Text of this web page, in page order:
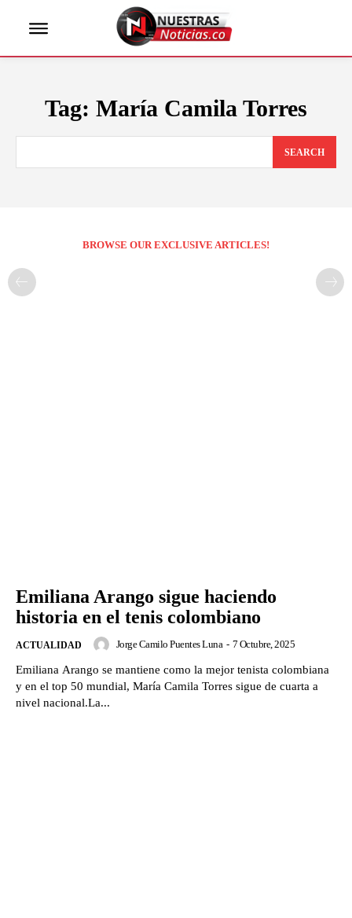
Tag: María Camila Torres
SEARCH
BROWSE OUR EXCLUSIVE ARTICLES!
Emiliana Arango sigue haciendo
historia en el tenis colombiano
ACTUALIDAD Jorge Camilo Puentes Luna - 7 Octubre, 2025
Emiliana Arango se mantiene como la mejor tenista colombiana
y en el top 50 mundial, María Camila Torres sigue de cuarta a
nivel nacional.La...